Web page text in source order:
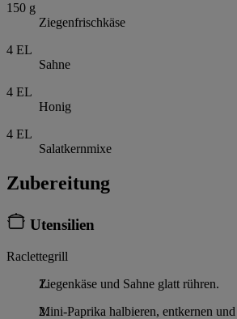
150 g
Ziegenfrischkäse
4 EL
Sahne
4 EL
Honig
4 EL
Salatkernmixe
Zubereitung
Utensilien
Raclettegrill
Ziegenkäse und Sahne glatt rühren.
Mini-Paprika halbieren, entkernen